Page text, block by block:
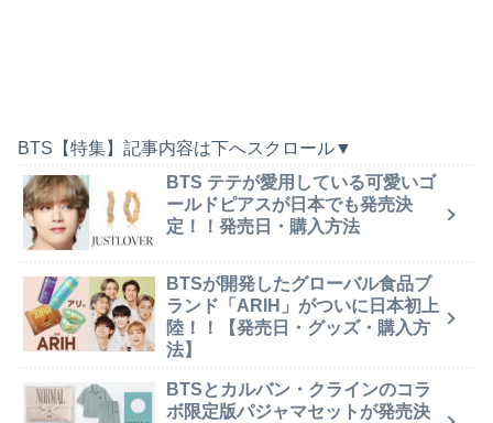
BTS【特集】記事内容は下へスクロール▼
BTS テテが愛用している可愛いゴ
ールドピアスが日本でも発売決
定！！発売日・購入方法
BTSが開発したグローバル食品ブ
ランド「ARIH」がついに日本初上
陸！！【発売日・グッズ・購入方
法】
BTSとカルバン・クラインのコラ
ボ限定版パジャマセットが発売決